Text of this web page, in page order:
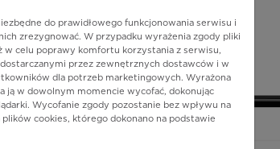
do prawidłowego funkcjonowania serwisu i
zrezygnować. W przypadku wyrażenia zgody pliki
w celu poprawy komfortu korzystania z serwisu,
przez zewnętrznych dostawców i w
dla potrzeb marketingowych. Wyrażona
ją w dowolnym momencie wycofać, dokonując
Wycofanie zgody pozostanie bez wpływu na
cookies, którego dokonano na podstawie